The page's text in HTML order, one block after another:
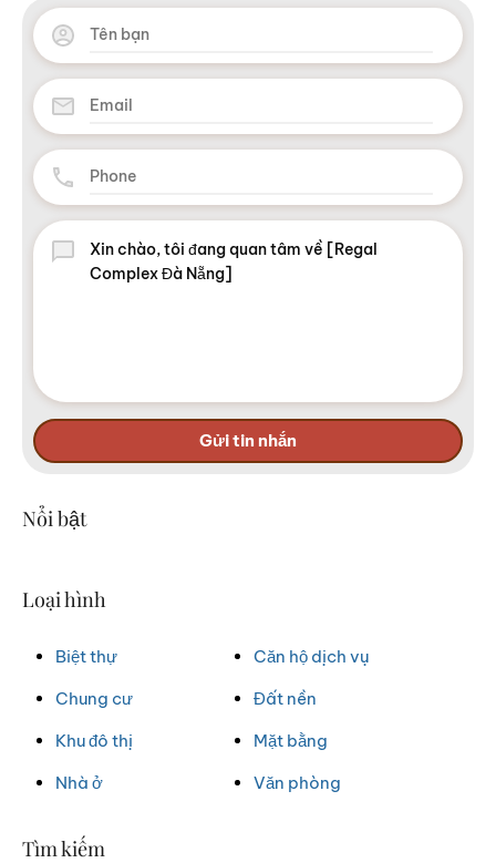
Gửi tin nhắn
Nổi bật
Loại hình
Biệt thự
Căn hộ dịch vụ
Chung cư
Đất nền
Khu đô thị
Mặt bằng
Nhà ở
Văn phòng
Tìm kiếm